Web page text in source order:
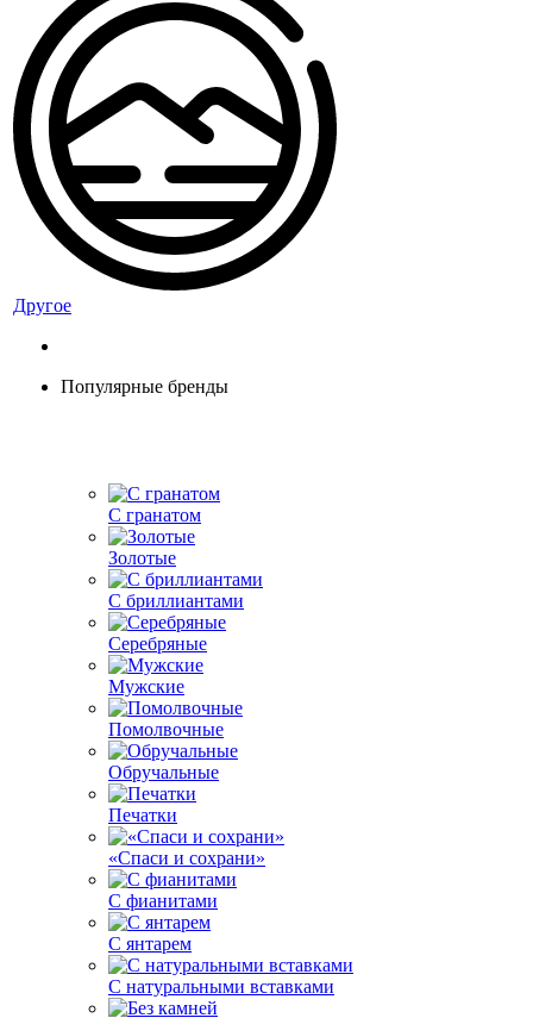
Другое
Популярные бренды
С гранатом
Золотые
С бриллиантами
Серебряные
Мужские
Помолвочные
Обручальные
Печатки
«Спаси и сохрани»
С фианитами
С янтарем
С натуральными вставками